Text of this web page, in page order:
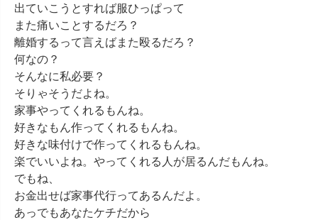
出ていこうとすれば服ひっぱって
また痛いことするだろ？
離婚するって言えばまた殴るだろ？
何なの？
そんなに私必要？
そりゃそうだよね。
家事やってくれるもんね。
好きなもん作ってくれるもんね。
好きな味付けで作ってくれるもんね。
楽でいいよね。やってくれる人が居るんだもんね。
でもね、
お金出せば家事代行ってあるんだよ。
あっでもあなたケチだから